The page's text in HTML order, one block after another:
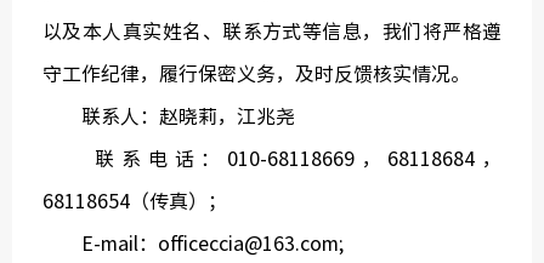
以及本人真实姓名、联系方式等信息，我们将严格遵
守工作纪律，履行保密义务，及时反馈核实情况。
联系人：赵晓莉，江兆尧
联系电话：010-68118669，68118684，
68118654（传真）；
E-mail：officeccia@163.com;